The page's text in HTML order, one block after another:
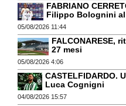
FABRIANO
Filippo Bolognini
05/08/2026 11:44
FALCONARESE,
27 mesi
05/08/2026 4:06
CASTELFIDARDO.
Luca Cognigni
04/08/2026 15:57